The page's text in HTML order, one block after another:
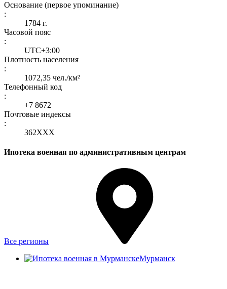
Основание (первое упоминание)
:
1784 г.
Часовой пояс
:
UTC+3:00
Плотность населения
:
1072,35 чел./км²
Телефонный код
:
+7 8672
Почтовые индексы
:
362ХХХ
Ипотека военная по административным центрам
Все регионы
Мурманск